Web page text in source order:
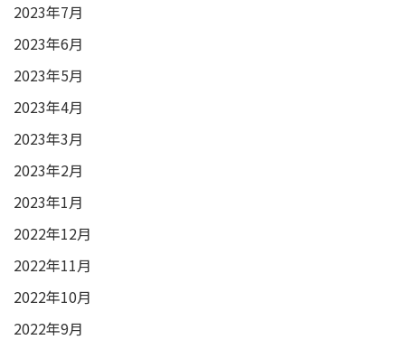
2023年7月
2023年6月
2023年5月
2023年4月
2023年3月
2023年2月
2023年1月
2022年12月
2022年11月
2022年10月
2022年9月